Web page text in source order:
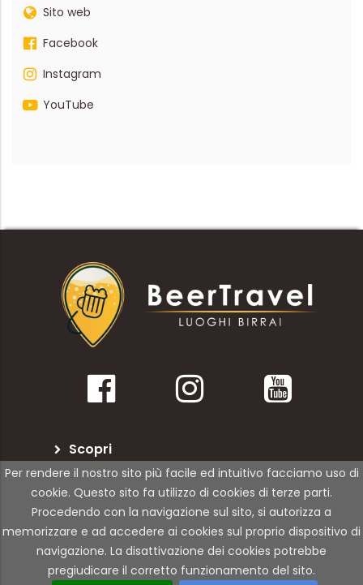
Per rendere il nostro sito più facile ed intuitivo facciamo uso di
cookie. Questo sito fa utilizzo di cookies di terze parti.
Procedendo con la navigazione sul sito, si autorizza a
memorizzare e ad accedere ai cookies sul proprio dispositivo di
navigazione. La disattivazione dei cookies potrebbe
pregiudicare il corretto funzionamento del sito.
Sito web
Facebook
Instagram
YouTube
Scopri
BeerTravel
Per le attività
© Copyright 2021 | 01Rabbit | All Rights Reserved